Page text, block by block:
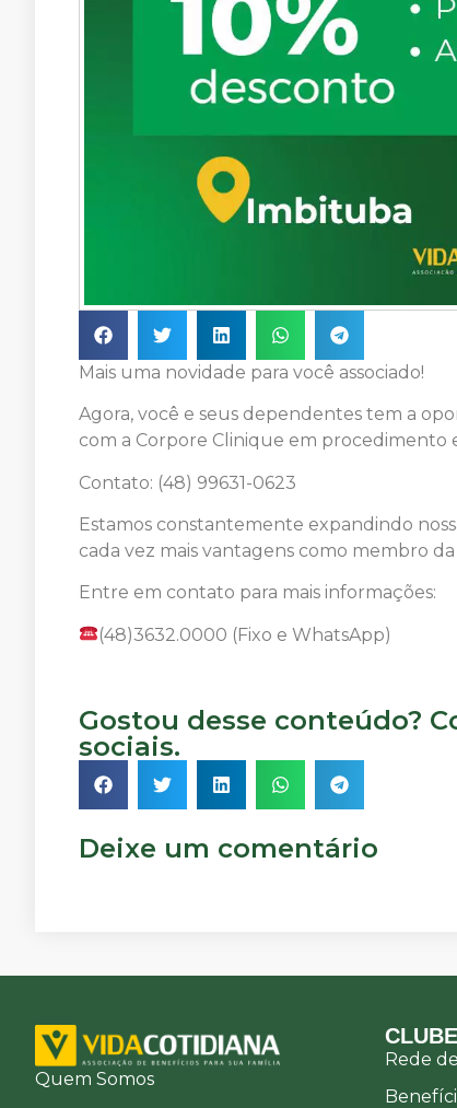
Mais uma novidade para você associado!
Agora, você e seus dependentes tem a
com a Corpore Clinique em procedimento
Contato: (48) 99631-0623
Estamos constantemente expandindo
cada vez mais vantagens como membro da
Entre em contato para mais informações:
(48)3632.0000 (Fixo e WhatsApp)
Gostou desse conteúdo?
sociais.
Deixe um comentário
Quem Somos
Rede